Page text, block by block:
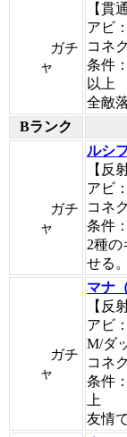
ガチ
ャ
【貫
アビ
コネ
条件
以上
全敵
Bランク
ガチ
ャ
ルシ
【反
アビ
コネ
条件
2種の
せる。
ガチ
ャ
マナ
【反
アビ
M/ダ
コネ
条件
上
友情